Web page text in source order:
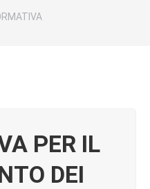
PER IL
DEI